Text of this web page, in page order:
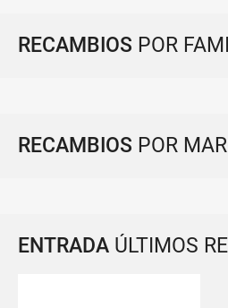
RECAMBIOS POR
RECAMBIOS POR
ENTRADA ÚLTIMOS